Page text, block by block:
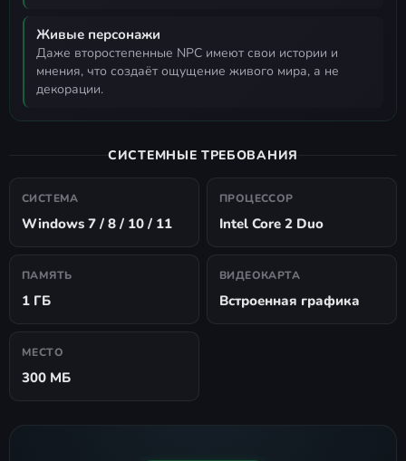
Живые персонажи
даже второстепенные NPC имеют свои истории и
мнения, что создаёт ощущение живого мира, а не
декорации.
СИСТЕМНЫЕ ТРЕБОВАНИЯ
СИСТЕМА
Windows 7 / 8 / 10 / 11
ПРОЦЕССОР
Intel Core 2 Duo
ПАМЯТЬ
1 ГБ
ВИДЕОКАРТА
Встроенная графика
МЕСТО
300 МБ